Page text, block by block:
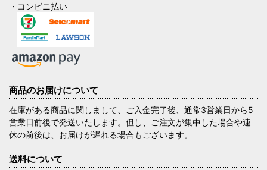
・コンビニ払い
商品のお届けについて
在庫がある商品に関しまして、ご入金完了後、通常3営業日から5
営業日前後で発送いたします。但し、ご注文が集中した場合や連
休の前後は、お届けが遅れる場合もございます。
送料について